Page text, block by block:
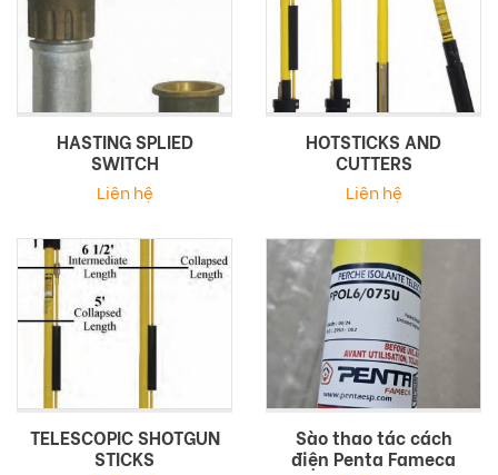
HASTING SPLIED
SWITCH
Liên hệ
HOTSTICKS AND
CUTTERS
Liên hệ
TELESCOPIC SHOTGUN
STICKS
Sào thao tác cách
điện Penta Fameca